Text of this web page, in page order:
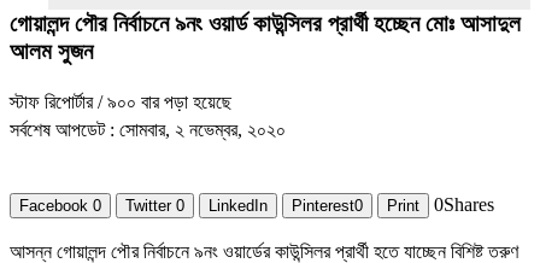
গোয়ালন্দ পৌর নির্বাচনে ৯নং ওয়ার্ড কাউন্সিলর প্রার্থী হচ্ছেন মোঃ আসাদুল
আলম সুজন
স্টাফ রিপোর্টার/ ৯০০ বার পড়া হয়েছে
সর্বশেষ আপডেট : সোমবার, ২ নভেম্বর, ২০২০
Facebook 0 Twitter 0 LinkedIn Pinterest0 Print 0Shares
আসন্ন গোয়ালন্দ পৌর নির্বাচনে ৯নং ওয়ার্ডের কাউন্সিলর প্রার্থী হতে যাচ্ছেন বিশিষ্ট তরুণ